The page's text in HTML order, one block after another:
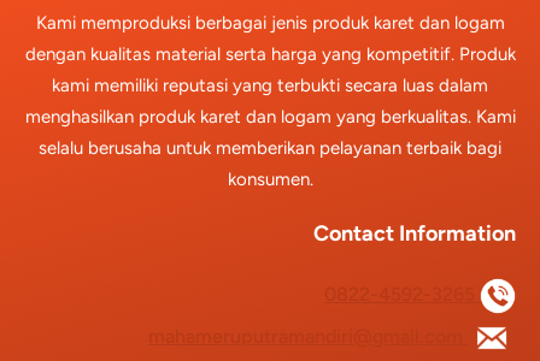
Kami memproduksi berbagai jenis produk karet dan logam
dengan kualitas material serta harga yang kompetitif. Produk
kami memiliki reputasi yang terbukti secara luas dalam
menghasilkan produk karet dan logam yang berkualitas. Kami
selalu berusaha untuk memberikan pelayanan terbaik bagi
konsumen.
Contact Information